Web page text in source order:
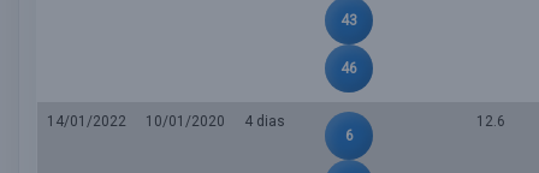
43
46
14/01/2022 10/01/2020
4 dias
6
12.6